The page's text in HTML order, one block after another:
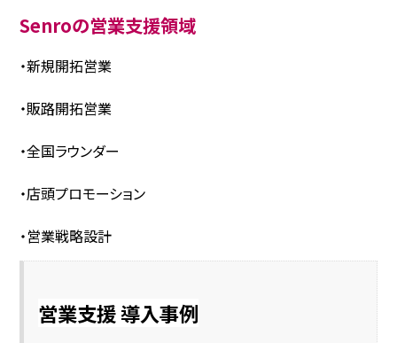
Senroの営業支援領域
・新規開拓営業
・販路開拓営業
・全国ラウンダー
・店頭プロモーション
・営業戦略設計
営業支援 導入事例